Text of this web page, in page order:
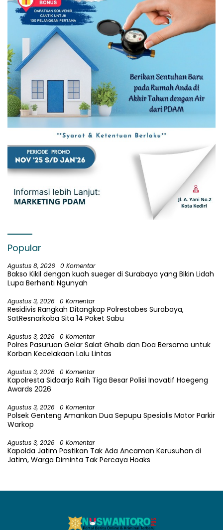
Popular
Agustus 8, 2026 0 Komentar
Bakso Kikil dengan kuah sueger di Surabaya yang Bikin Lidah
Lupa Berhenti Ngunyah
Agustus 3, 2026 0 Komentar
Residivis Rangkah Ditangkap Polrestabes Surabaya,
SatResnarkoba Sita 14 Poket Sabu
Agustus 3, 2026 0 Komentar
Polres Pasuruan Gelar Salat Ghaib dan Doa Bersama untuk
Korban Kecelakaan Lalu Lintas
Agustus 3, 2026 0 Komentar
Kapolresta Sidoarjo Raih Tiga Besar Polisi Inovatif Hoegeng
Awards 2026
Agustus 3, 2026 0 Komentar
Polsek Genteng Amankan Dua Sepupu Spesialis Motor Parkir
Warkop
Agustus 3, 2026 0 Komentar
Kapolda Jatim Pastikan Tak Ada Ancaman Kerusuhan di
Jatim, Warga Diminta Tak Percaya Hoaks